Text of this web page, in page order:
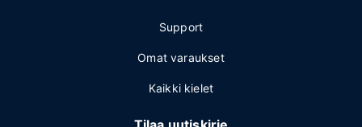
Support
Omat varaukset
Kaikki kielet